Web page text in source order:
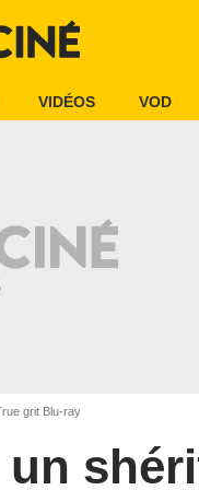
VIDÉOS VOD
grit Blu-ray
un